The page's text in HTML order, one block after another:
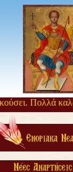
Πολλά καλά